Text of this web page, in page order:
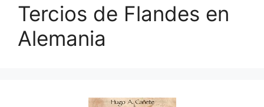
Tercios de Flandes en
Alemania